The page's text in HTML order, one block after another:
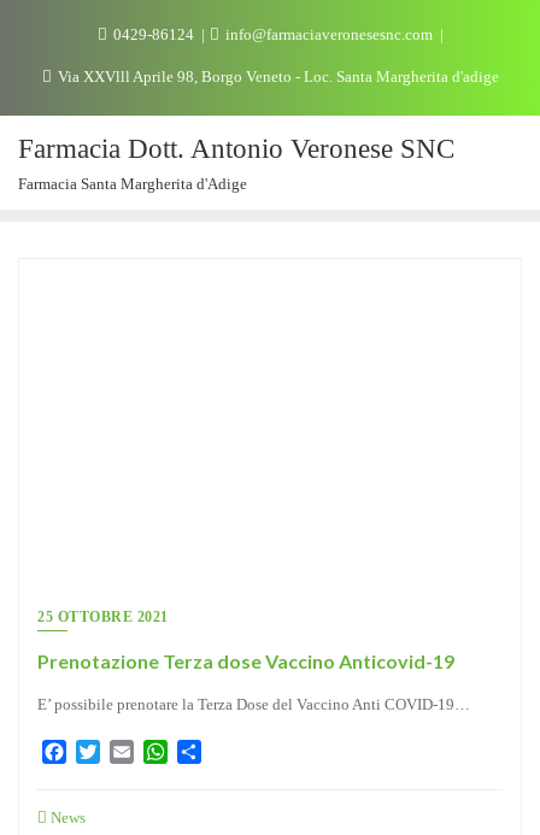
0429-86124 info@farmaciaveronesesnc.com
Via XXVlll Aprile 98, Borgo Veneto - Loc. Santa Margherita d'adige
Farmacia Dott. Antonio Veronese SNC
Farmacia Santa Margherita d'Adige
25 OTTOBRE 2021
Prenotazione Terza dose Vaccino Anticovid-19
E’ possibile prenotare la Terza Dose del Vaccino Anti COVID-19…
FacebookTwitterEmail WhatsApp
News